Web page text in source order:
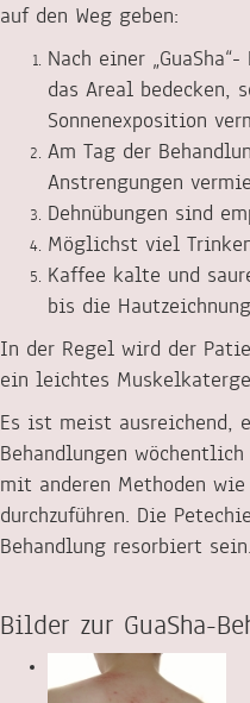
auf den Weg geben:
Nach einer
das Areal bedecken,
Sonnenexposition
Am Tag der
Anstrengungen
Dehnübungen sind
Möglichst viel
Kaffee kalte und
bis die
In der Regel wird der
ein leichtes
Es ist meist ausreichend,
Behandlungen
mit anderen Methoden
durchzuführen. Die
Behandlung resorbiert sein.
Bilder zur GuaSha-